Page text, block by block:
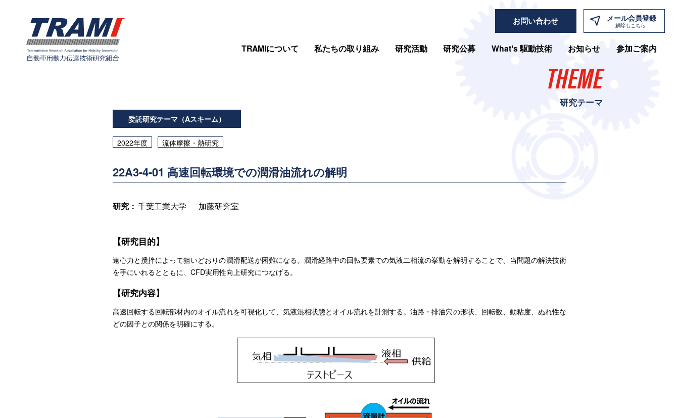
TRAMIについて 私たちの取り組み 研究活動 研究公募 Whatʼs 駆動技術 お知らせ 参加ご案内
お問い合わせ メール会員登録
解除もこちら
THEME
研究テーマ
委託研究テーマ（Aスキーム）
2022年度 流体摩擦・熱研究
22A3-4-01 高速回転環境での潤滑油流れの解明
研究： 千葉工業大学 加藤研究室
【研究目的】
遠心力と攪拌によって狙いどおりの潤滑配送が困難になる。潤滑経路中の回転要素での気液二相流の挙動を解明することで、当問題の解決技術
を手にいれるとともに、CFD実用性向上研究につなげる。
【研究内容】
高速回転する回転部材内のオイル流れを可視化して、気液混相状態とオイル流れを計測する。油路・排油穴の形状、回転数、動粘度、ぬれ性な
どの因子との関係を明確にする。